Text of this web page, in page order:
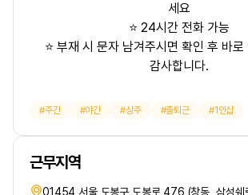
세요
⭐ 24시간 전화 가능
⭐ 부재 시 문자 남겨주시면 확인 후 바
감사합니다.
주간 야간 상주 출퇴근 1인샵
근무지역
01454 서울 도봉구 도봉로 476 (창동, 삼성쉐